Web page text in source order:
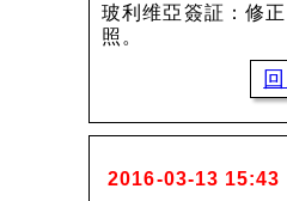
玻利维亞簽証：修
照。
2016-03-13 15:43